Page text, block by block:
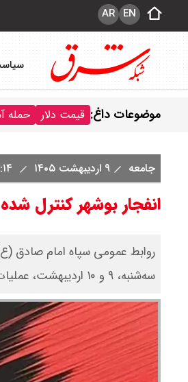
EN
AR
موضوعات داغ: قیمت دلار حمله
جامعه ۹ اردیبهشت ۱۴۰۵
انفجار بوشهر کنترل
روابط عمومی سپاه امام صادق
سه‌شنبه، ۹ و ۱۰ اردیبهشت، عملیات تخصصی خود را در مسیر منتهی از چغادک به مرکز شهر بوشهر آغاز خواهد کرد.